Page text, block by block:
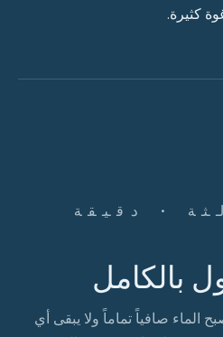
كثيرة.
· دقيقة
بالكامل
الماء صافياً تماماً ولا يبقى أي